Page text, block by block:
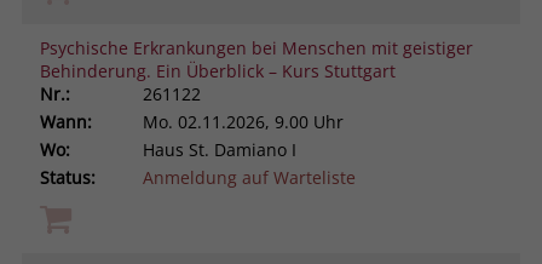
Psychische Erkrankungen bei Menschen mit geistiger
Behinderung. Ein Überblick – Kurs Stuttgart
Nr.:
261122
Wann:
Mo. 02.11.2026, 9.00 Uhr
Wo:
Haus St. Damiano I
Status:
Anmeldung auf Warteliste